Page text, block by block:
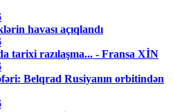
havası açıqlandı
tarixi razılaşma... - Fransa XİN
Belqrad Rusiyanın orbitindən